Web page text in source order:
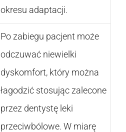
okresu adaptacji.
Po zabiegu pacjent może
odczuwać niewielki
dyskomfort, który można
łagodzić stosując zalecone
przez dentystę leki
przeciwbólowe. W miarę